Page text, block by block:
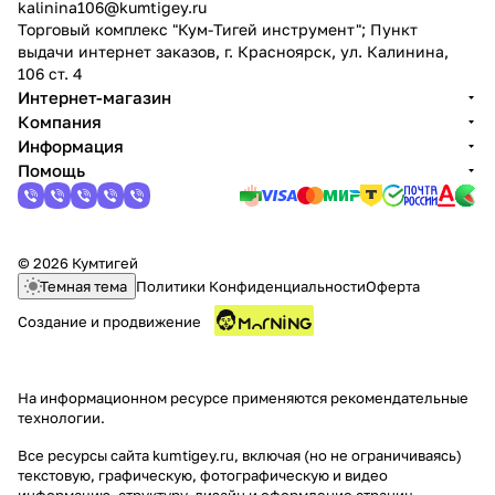
kalinina106@kumtigey.ru
Торговый комплекс "Кум-Тигей инструмент"; Пункт
выдачи интернет заказов, г. Красноярск, ул. Калинина,
106 ст. 4
Интернет-магазин
Компания
Информация
Помощь
© 2026 Кумтигей
Темная тема Политики КонфиденциальностиОферта
Создание и продвижение
На информационном ресурсе применяются рекомендательные
технологии.
Все ресурсы сайта kumtigey.ru, включая (но не ограничиваясь)
текстовую, графическую, фотографическую и видео